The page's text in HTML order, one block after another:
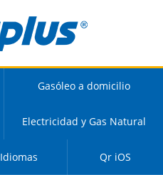
Gasóleo a domicilio
Electricidad y Gas Natural
Idiomas Qr iOS